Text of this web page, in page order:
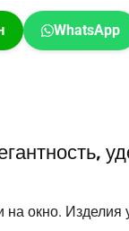
WhatsApp
на окно.